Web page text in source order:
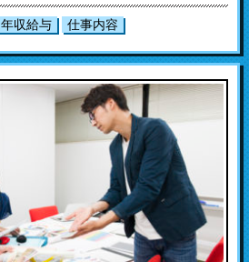
年収給与 仕事内容